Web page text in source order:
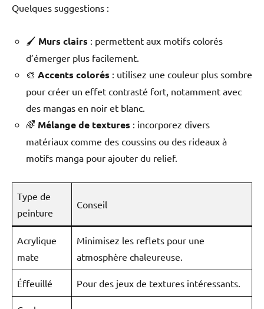
Quelques suggestions :
🖌️ Murs clairs : permettent aux motifs colorés
d’émerger plus facilement.
🎨 Accents colorés : utilisez une couleur plus sombre
pour créer un effet contrasté fort, notamment avec
des mangas en noir et blanc.
🌈 Mélange de textures : incorporez divers
matériaux comme des coussins ou des rideaux à
motifs manga pour ajouter du relief.
Type de
peinture
Conseil
Acrylique
mate
Minimisez les reflets pour une
atmosphère chaleureuse.
Éffeuillé Pour des jeux de textures intéressants.